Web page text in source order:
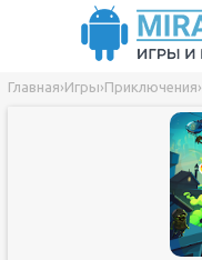
Главная›Игры›Приключения›